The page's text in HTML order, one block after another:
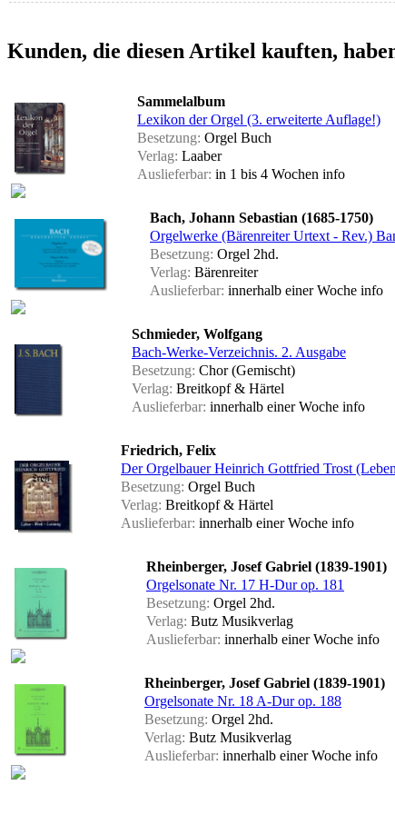
Kunden, die diesen Artikel kauften,
Sammelalbum
Lexikon der Orgel (3. erweiterte Auflage!)
Besetzung: Orgel Buch
Verlag: Laaber
Auslieferbar: in 1 bis 4 Wochen info
Bach, Johann Sebastian (1685-1750)
Orgelwerke (Bärenreiter Urtext - Rev.)
Besetzung: Orgel 2hd.
Verlag: Bärenreiter
Auslieferbar: innerhalb einer Woche info
Schmieder, Wolfgang
Bach-Werke-Verzeichnis. 2. Ausgabe
Besetzung: Chor (Gemischt)
Verlag: Breitkopf & Härtel
Auslieferbar: innerhalb einer Woche info
Friedrich, Felix
Der Orgelbauer Heinrich Gottfried Trost
Besetzung: Orgel Buch
Verlag: Breitkopf & Härtel
Auslieferbar: innerhalb einer Woche info
Rheinberger, Josef Gabriel (1839-1901)
Orgelsonate Nr. 17 H-Dur op. 181
Besetzung: Orgel 2hd.
Verlag: Butz Musikverlag
Auslieferbar: innerhalb einer Woche info
Rheinberger, Josef Gabriel (1839-1901)
Orgelsonate Nr. 18 A-Dur op. 188
Besetzung: Orgel 2hd.
Verlag: Butz Musikverlag
Auslieferbar: innerhalb einer Woche info